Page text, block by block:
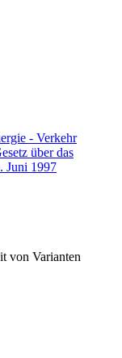
- Verkehr
über das
Juni 1997
von Varianten